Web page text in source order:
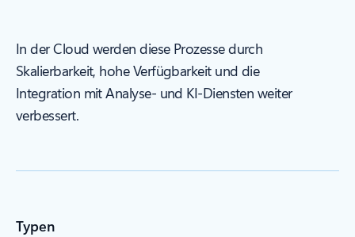
In der Cloud werden diese Prozesse durch
Skalierbarkeit, hohe Verfügbarkeit und die
Integration mit Analyse- und KI-Diensten weiter
verbessert.
Typen